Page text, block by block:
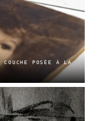
COUCHE POSÉE À LA